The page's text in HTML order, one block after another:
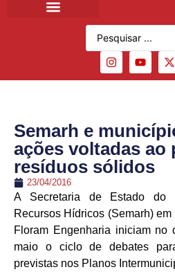
Semarh e
ações voltadas ao
resíduos sólidos
23/04/2016
A Secretaria de Estado do
Recursos Hídricos (Semarh)
Floram Engenharia iniciam
maio o ciclo de debates
previstas nos Planos